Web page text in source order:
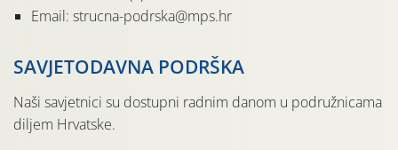
Email: strucna-podrska@mps.hr
SAVJETODAVNA PODRŠKA
Naši savjetnici su dostupni radnim danom u podružnicama
diljem Hrvatske.